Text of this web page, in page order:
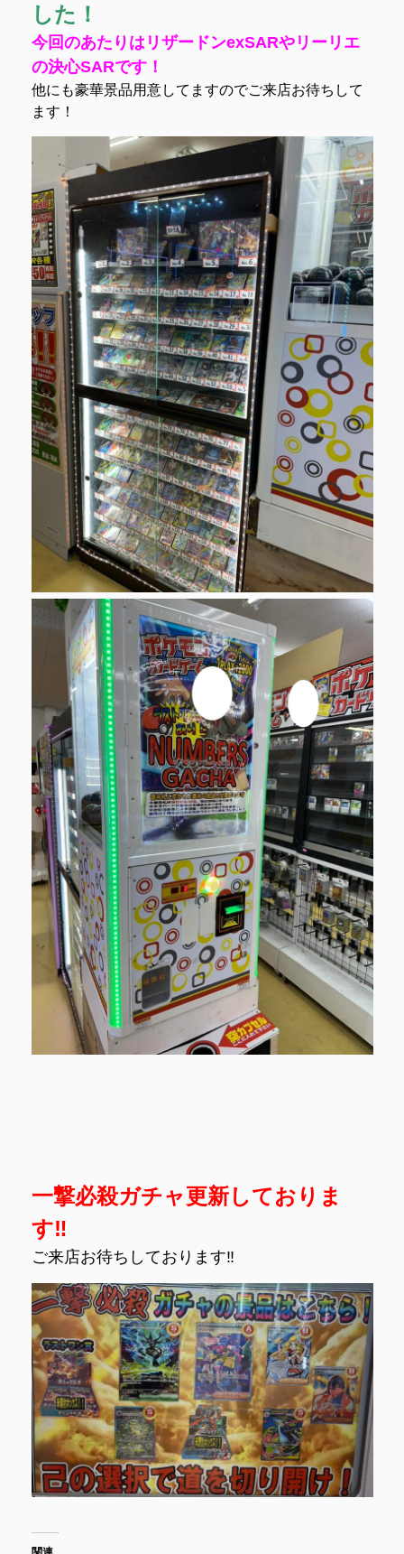
した！
今回のあたりはリザードンexSARやリーリエ
の決心SARです！
他にも豪華景品用意してますのでご来店お待ちして
ます！
一撃必殺ガチャ更新しておりま
す‼
ご来店お待ちしております‼